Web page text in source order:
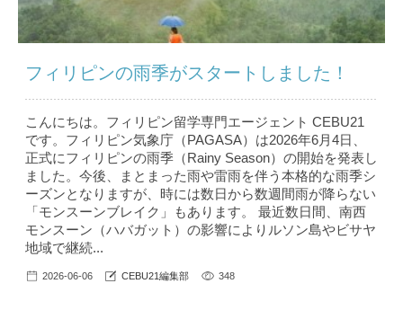
フィリピンの雨季がスタートしました！
こんにちは。フィリピン留学専門エージェント CEBU21
です。フィリピン気象庁（PAGASA）は2026年6月4日、
正式にフィリピンの雨季（Rainy Season）の開始を発表し
ました。今後、まとまった雨や雷雨を伴う本格的な雨季シ
ーズンとなりますが、時には数日から数週間雨が降らない
「モンスーンブレイク」もあります。 最近数日間、南西
モンスーン（ハバガット）の影響によりルソン島やビサヤ
地域で継続...
2026-06-06 CEBU21編集部 348